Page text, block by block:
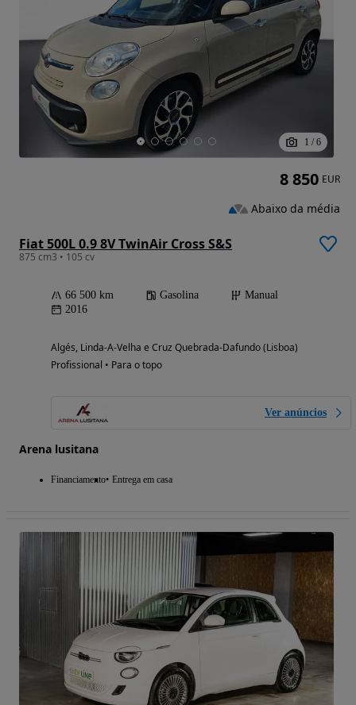
1 / 6
Fiat 500L 0.9 8V TwinAir Cross S&S
875 cm3 • 105 cv
66 500 km Gasolina
Manual
2016
Algés, Linda-A-Velha e Cruz Quebrada-Dafundo (Lisboa)
Profissional • Para o topo
Ver anúncios
Arena lusitana
Financiamento Entrega em casa
8 850 EUR
Abaixo da média